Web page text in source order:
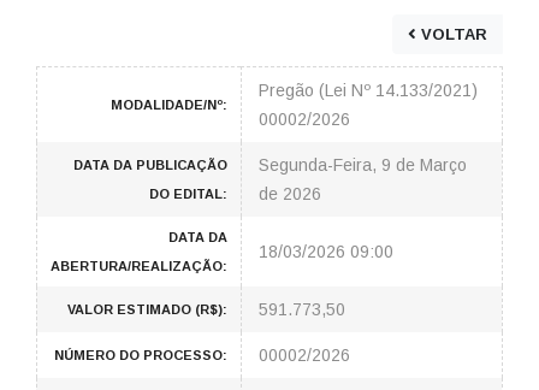
VOLTAR
MODALIDADE/Nº:
Pregão (Lei Nº 14.133/2021)
00002/2026
DATA DA PUBLICAÇÃO
DO EDITAL:
Segunda-Feira, 9 de Março
de 2026
DATA DA
ABERTURA/REALIZAÇÃO:
18/03/2026 09:00
VALOR ESTIMADO (R$): 591.773,50
NÚMERO DO PROCESSO: 00002/2026